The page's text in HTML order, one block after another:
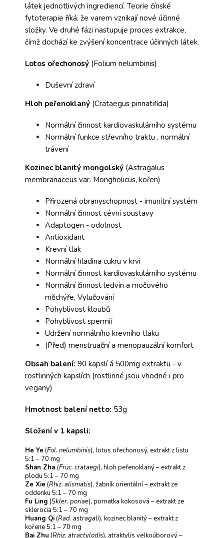
látek jednotlivých ingrediencí. Teorie čínské
fytoterapie říká, že varem vznikají nové účinné
složky. Ve druhé fázi nastupuje proces extrakce,
čímž dochází ke zvýšení koncentrace účinných látek.
Lotos ořechonosý (Folium nelumbinis)
Duševní zdraví
Hloh peřenoklaný (Crataegus pinnatifida)
Normální činnost kardiovaskulárního systému
Normální funkce střevního traktu , normální
trávení
Kozinec blanitý mongolský (Astragalus
membranaceus var. Mongholicus, kořen)
Přirozená obranyschopnost - imunitní systém
Normální činnost cévní soustavy
Adaptogen - odolnost
Antioxidant
Krevní tlak
Normální hladina cukru v krvi
Normální činnost kardiovaskulárního systému
Normální činnost ledvin a močového
měchýře, Vylučování
Pohyblivost kloubů
Pohyblivost spermií
Udržení normálního krevního tlaku
(Před) menstruační a menopauzální komfort
Obsah balení: 90 kapslí á 500mg extraktu - v
rostlinných kapslích (rostlinné jsou vhodné i pro
vegany)
Hmotnost balení netto: 53g
Složení v 1 kapsli:
He Ye (Fol. nelumbinis), lotos ořechonosý, extrakt z listu
5:1 – 70 mg
Shan Zha (Fruc. crataegi), hloh peřenoklaný – extrakt z
plodu 5:1 – 70 mg
Ze Xie (Rhiz. alismatis), žabník orientální – extrakt ze
oddenku 5:1 – 70 mg
Fu Ling (Skler. poriae), pornatka kokosová – extrakt ze
sklerocia 5:1 – 70 mg
Huang Qi(Rad. astragali), kozinec blanitý – extrakt z
kořene 5:1 – 70 mg
Bai Zhu (Rhiz. atractylodis), atraktylis velkoúborový –